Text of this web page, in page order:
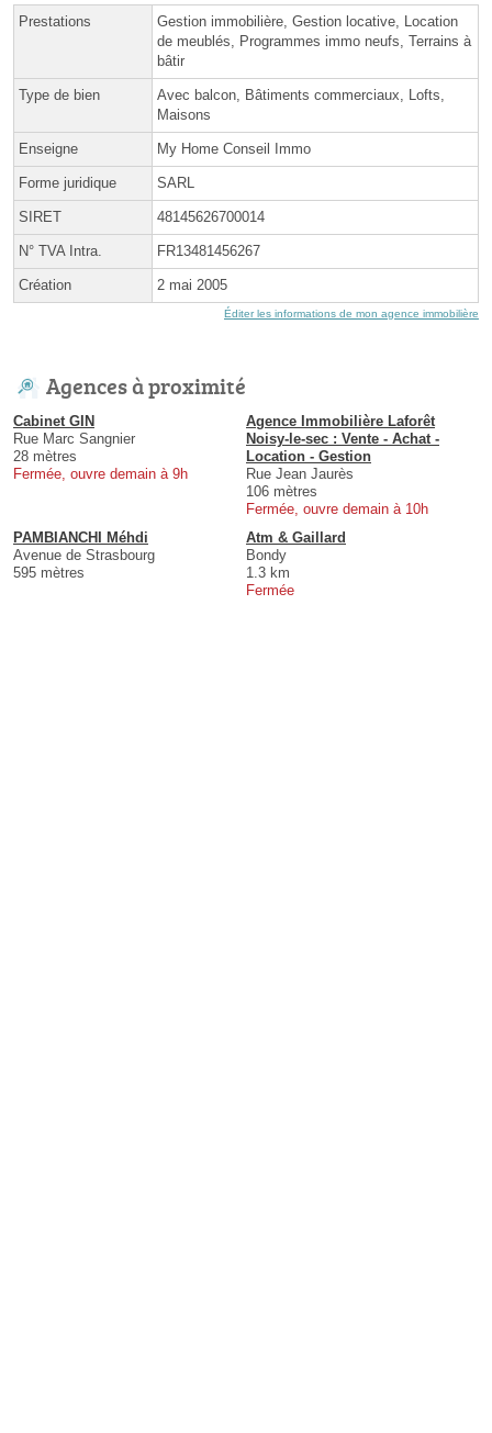
Prestations
Gestion immobilière, Gestion locative, Location
de meublés, Programmes immo neufs, Terrains à
bâtir
Type de bien
Avec balcon, Bâtiments commerciaux, Lofts,
Maisons
Enseigne My Home Conseil Immo
Forme juridique SARL
SIRET 48145626700014
N° TVA Intra. FR13481456267
Création 2 mai 2005
Éditer les informations de mon agence immobilière
Agences à proximité
Cabinet GIN
Rue Marc Sangnier
28 mètres
Fermée, ouvre demain à 9h
Agence Immobilière Laforêt
Noisy-le-sec : Vente - Achat -
Location - Gestion
Rue Jean Jaurès
106 mètres
Fermée, ouvre demain à 10h
PAMBIANCHI Méhdi
Avenue de Strasbourg
595 mètres
Atm & Gaillard
Bondy
1.3 km
Fermée